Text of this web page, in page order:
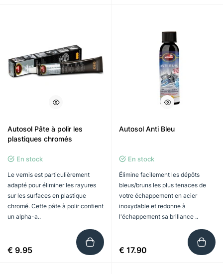
Autosol Pâte à polir les
plastiques chromés
En stock
Le vernis est particulièrement
adapté pour éliminer les rayures
sur les surfaces en plastique
chromé. Cette pâte à polir contient
un alpha-a..
€ 9.95
Autosol Anti Bleu
En stock
Élimine facilement les dépôts
bleus/bruns les plus tenaces de
votre échappement en acier
inoxydable et redonne à
l'échappement sa brillance ..
€ 17.90